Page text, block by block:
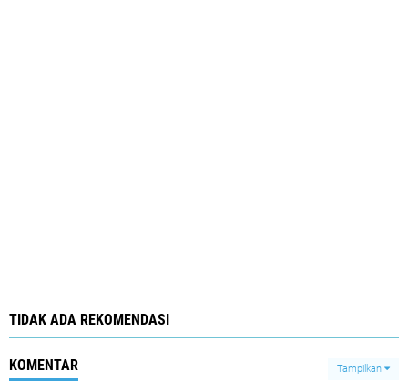
TIDAK ADA REKOMENDASI
KOMENTAR Tampilkan